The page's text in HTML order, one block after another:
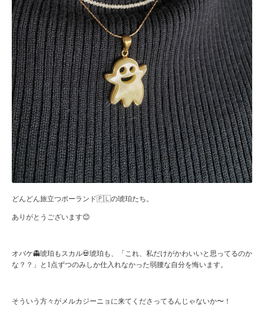
どんどん旅立つポーランド🇵🇱の琥珀たち。
ありがとうございます😊
オバケ👻琥珀もスカル💀琥珀も、「これ、私だけがかわいいと思ってるのか
な？？」と1点ずつのみしか仕入れなかった弱腰な自分を悔います。
そういう方々がメルカジーニョに来てくださってるんじゃないか〜！